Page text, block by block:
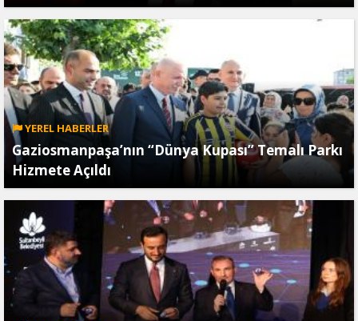
YEREL HABERLER
Gaziosmanpaşa’nın “Dünya Kupası” Temalı Parkı
Hizmete Açıldı